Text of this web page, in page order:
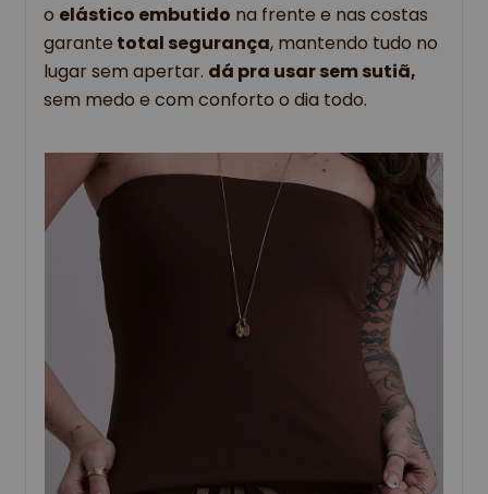
o elástico embutido na frente e nas costas
garante total segurança, mantendo tudo no
lugar sem apertar. dá pra usar sem sutiã,
sem medo e com conforto o dia todo.